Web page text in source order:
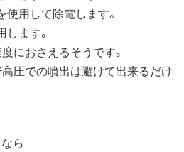
使用して除電します。
ます。
におさえるそうです。
高圧での噴出は避けて出来るだけ
ら